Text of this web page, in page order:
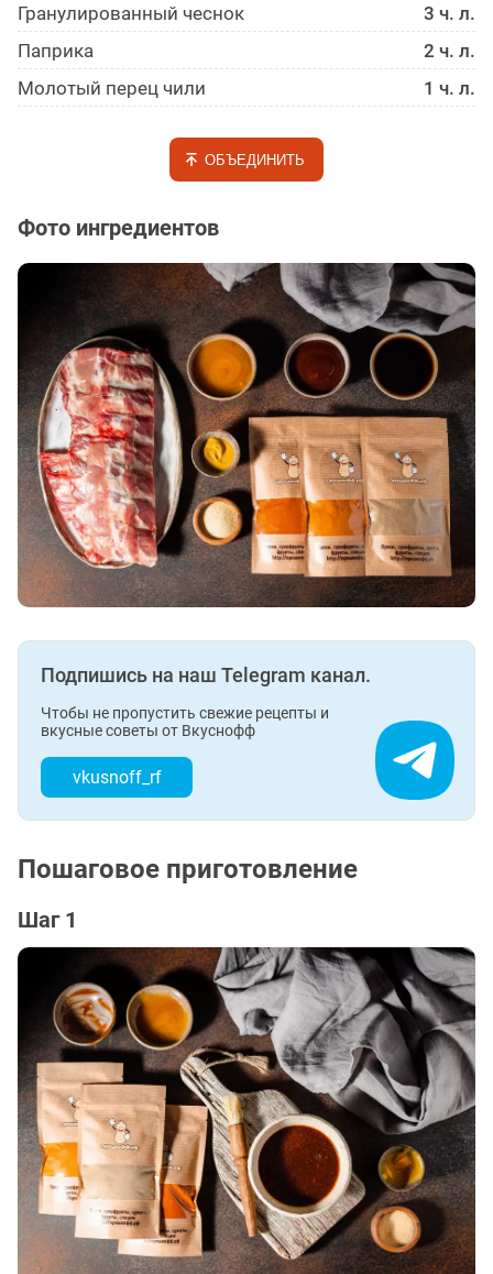
Гранулированный чеснок
3 ч. л.
Паприка
2 ч. л.
Молотый перец чили
1 ч. л.
ОБЪЕДИНИТЬ
Фото ингредиентов
Подпишись на наш Telegram канал.
Чтобы не пропустить свежие рецепты и
вкусные советы от Вкуснофф
vkusnoff_rf
Пошаговое приготовление
Шаг 1